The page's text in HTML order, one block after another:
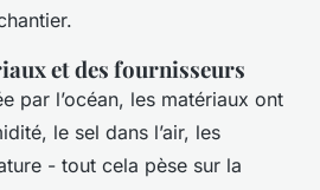
et des fournisseurs
par l’océan, les matériaux ont
le sel dans l’air, les
- tout cela pèse sur la